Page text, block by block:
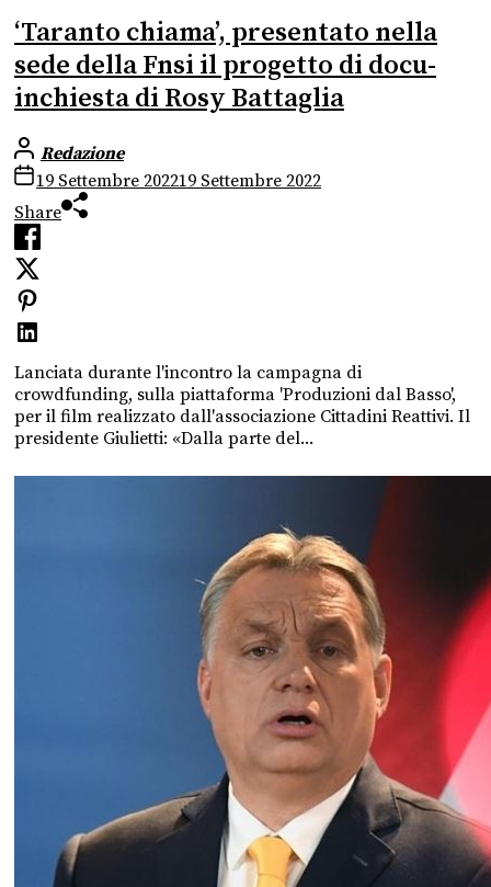
‘Taranto chiama’, presentato nella
sede della Fnsi il progetto di docu-
inchiesta di Rosy Battaglia
Redazione
19 Settembre 202219 Settembre 2022
Share
Lanciata durante l'incontro la campagna di
crowdfunding, sulla piattaforma 'Produzioni dal Basso',
per il film realizzato dall'associazione Cittadini Reattivi. Il
presidente Giulietti: «Dalla parte del...